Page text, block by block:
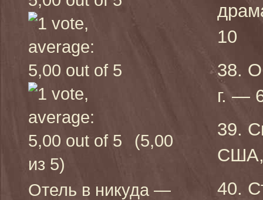
(5,00
из 5)
Отель в никуда —
10
38.
г. —
39.
США,
40.